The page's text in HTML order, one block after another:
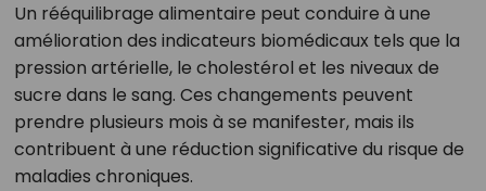
Un rééquilibrage alimentaire peut conduire à une
amélioration des indicateurs biomédicaux tels que la
pression artérielle, le cholestérol et les niveaux de
sucre dans le sang. Ces changements peuvent
prendre plusieurs mois à se manifester, mais ils
contribuent à une réduction significative du risque de
maladies chroniques.